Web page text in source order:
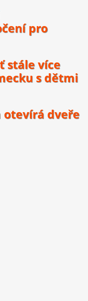
pro
stále více
s dětmi
otevírá dveře